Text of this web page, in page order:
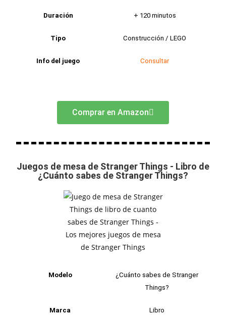
Duración + 120 minutos
Tipo Construcción / LEGO
Info del juego Consultar
Comprar en Amazon
Juegos de mesa de Stranger Things - Libro de
¿Cuánto sabes de Stranger Things?
Modelo
¿Cuánto sabes de Stranger
Things?
Marca Libro